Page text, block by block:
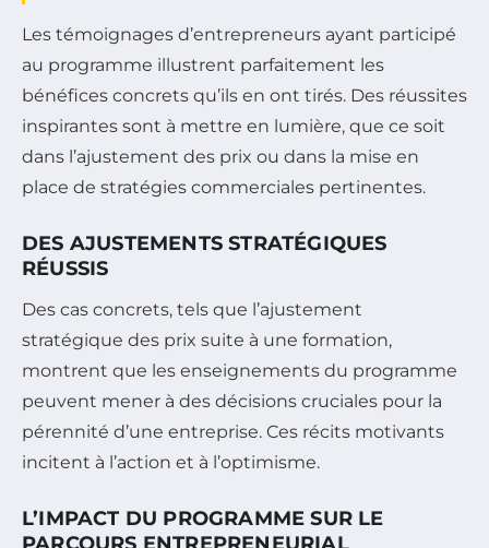
Les témoignages d’entrepreneurs ayant participé
au programme illustrent parfaitement les
bénéfices concrets qu’ils en ont tirés. Des réussites
inspirantes sont à mettre en lumière, que ce soit
dans l’ajustement des prix ou dans la mise en
place de stratégies commerciales pertinentes.
DES AJUSTEMENTS STRATÉGIQUES
RÉUSSIS
Des cas concrets, tels que l’ajustement
stratégique des prix suite à une formation,
montrent que les enseignements du programme
peuvent mener à des décisions cruciales pour la
pérennité d’une entreprise. Ces récits motivants
incitent à l’action et à l’optimisme.
L’IMPACT DU PROGRAMME SUR LE